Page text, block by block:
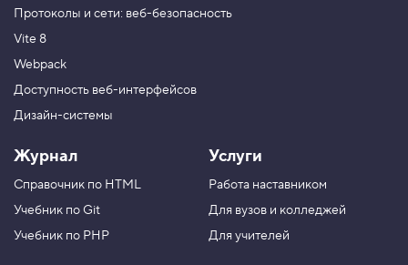
Протоколы и сети: веб-безопасность
Vite 8
Webpack
Доступность веб-интерфейсов
Дизайн-системы
Журнал
Справочник по HTML
Учебник по Git
Учебник по PHP
Услуги
Работа наставником
Для вузов и колледжей
Для учителей